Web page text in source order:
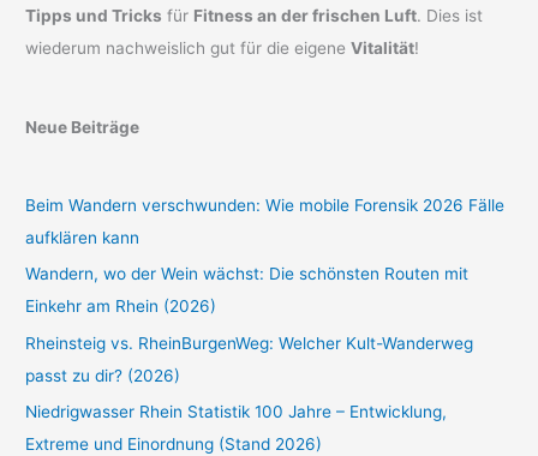
Tipps und Tricks für Fitness an der frischen Luft. Dies ist
wiederum nachweislich gut für die eigeneVitalität!
Neue Beiträge
Beim Wandern verschwunden: Wie mobile Forensik 2026 Fälle
aufklären kann
Wandern, wo der Wein wächst: Die schönsten Routen mit
Einkehr am Rhein (2026)
Rheinsteig vs. RheinBurgenWeg: Welcher Kult-Wanderweg
passt zu dir? (2026)
Niedrigwasser Rhein Statistik 100 Jahre – Entwicklung,
Extreme und Einordnung (Stand 2026)